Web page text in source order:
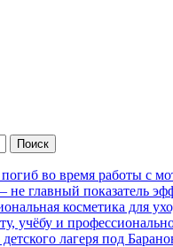
во время работы с
главный показатель
косметика для
учёбу и
лагеря под